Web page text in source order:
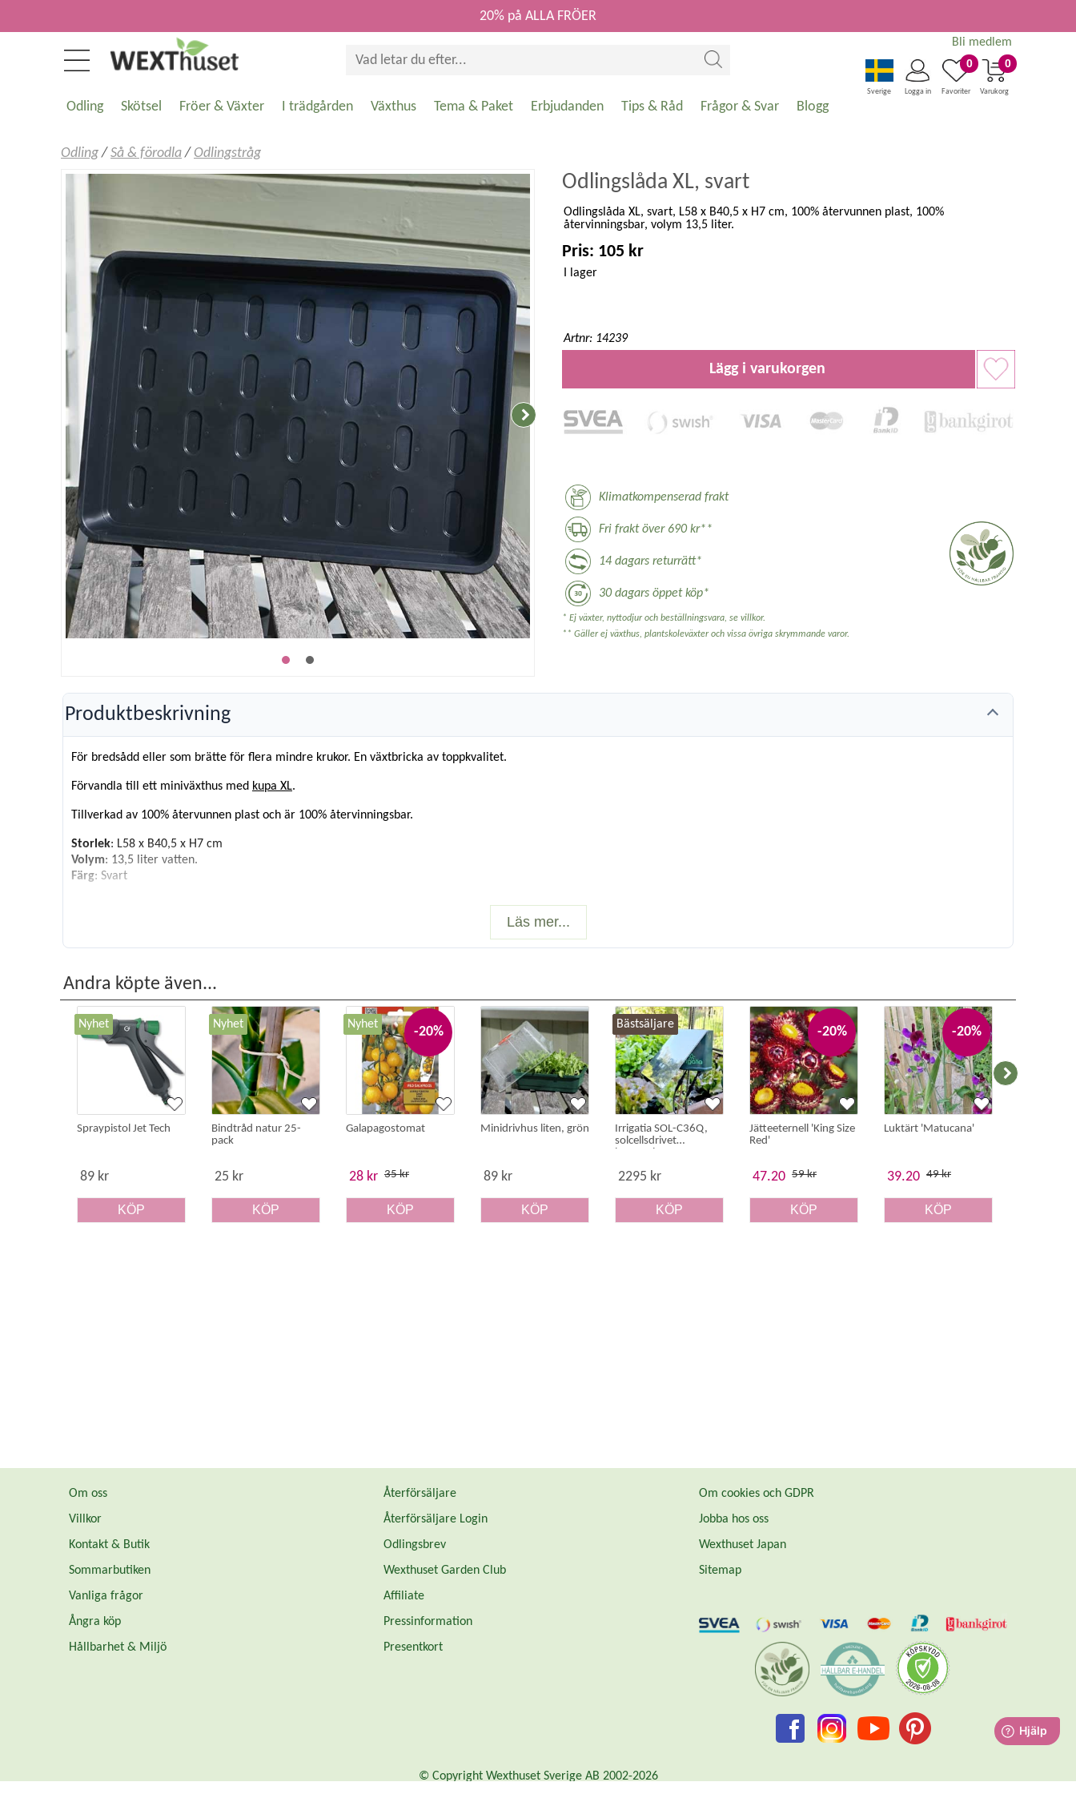
0
Varukorg
0
Favoriter
Logga in
Sverige
Bli medlem
20% på ALLA FRÖER
Odling Skötsel Fröer & Växter I trädgården Växthus Tema & Paket Erbjudanden Tips & Råd Frågor & Svar Blogg
Odling/ Så & förodla/ Odlingstråg
Odlingslåda XL, svart
Odlingslåda XL, svart, L58 x B40,5 x H7 cm, 100% återvunnen plast, 100%
återvinningsbar, volym 13,5 liter.
Pris: 105 kr
I lager
Artnr: 14239
Lägg i varukorgen
Klimatkompenserad frakt
Fri frakt över 690 kr**
14 dagars returrätt*
30 dagars öppet köp*
* Ej växter, nyttodjur och beställningsvara, se villkor.
** Gäller ej växthus, plantskoleväxter och vissa övriga skrymmande varor.
Produktbeskrivning
För bredsådd eller som brätte för flera mindre krukor. En växtbricka av toppkvalitet.
Förvandla till ett miniväxthus med kupa XL.
Tillverkad av 100% återvunnen plast och är 100% återvinningsbar.
Storlek: L58 x B40,5 x H7 cm
Volym: 13,5 liter vatten.
Färg: Svart
35 st 7 cm krukor
24 st 8 cm krukor
24 st 9 cm krukor
15 st 11 cm krukor
12 st 13 cm krukor
6 st 2 liters krukor
6 st 3 liters krukor
Läs mer...
Andra köpte även...
Nyhet
Spraypistol Jet Tech
89 kr
KÖP
Nyhet
Bindtråd natur 25-
pack
25 kr
KÖP
-20%
Nyhet
Galapagostomat
28 kr 35 kr
KÖP
Minidrivhus liten, grön
89 kr
KÖP
Bästsäljare
Irrigatia SOL-C36Q,
solcellsdrivet
2295 kr
KÖP
-20%
Jätteeternell 'King Size
Red'
47.20 59 kr
KÖP
-20%
Luktärt 'Matucana'
39.20 49 kr
KÖP
Om oss
Villkor
Kontakt & Butik
Sommarbutiken
Vanliga frågor
Ångra köp
Hållbarhet & Miljö
Återförsäljare
Återförsäljare Login
Odlingsbrev
Wexthuset Garden Club
Affiliate
Pressinformation
Presentkort
Om cookies och GDPR
Jobba hos oss
Wexthuset Japan
Sitemap
© Copyright Wexthuset Sverige AB 2002-2026